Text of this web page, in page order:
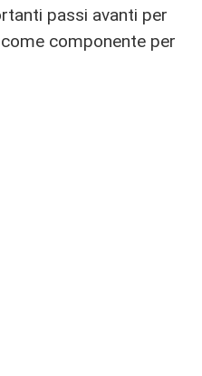
passi avanti per
componente per